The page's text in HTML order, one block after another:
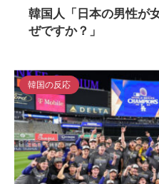
韓国人「日本の男性が
ぜですか？」
韓国の反応